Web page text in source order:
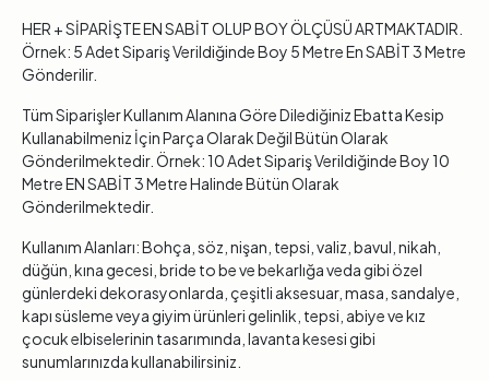
HER + SİPARİŞTE EN SABİT OLUP BOY ÖLÇÜSÜ ARTMAKTADIR.
Örnek: 5 Adet Sipariş Verildiğinde Boy 5 Metre En SABİT 3 Metre
Gönderilir.
Tüm Siparişler Kullanım Alanına Göre Dilediğiniz Ebatta Kesip
Kullanabilmeniz İçin Parça Olarak Değil Bütün Olarak
Gönderilmektedir. Örnek: 10 Adet Sipariş Verildiğinde Boy 10
Metre EN SABİT 3 Metre Halinde Bütün Olarak
Gönderilmektedir.
Kullanım Alanları: Bohça, söz, nişan, tepsi, valiz, bavul, nikah,
düğün, kına gecesi, bride to be ve bekarlığa veda gibi özel
günlerdeki dekorasyonlarda, çeşitli aksesuar, masa, sandalye,
kapı süsleme veya giyim ürünleri gelinlik, tepsi, abiye ve kız
çocuk elbiselerinin tasarımında, lavanta kesesi gibi
sunumlarınızda kullanabilirsiniz.